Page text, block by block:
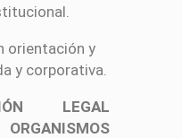
orientación y
y corporativa.
LEGAL